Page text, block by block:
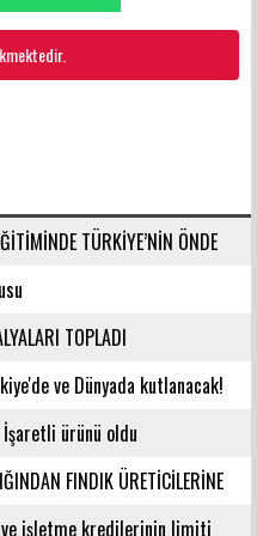
TÜRKİYE’NİN ÖNDE
TOPLADI
ve Dünyada kutlanacak!
İşaretli ürünü oldu
FINDIK ÜRETİCİLERİNE
ve işletme kredilerinin limiti